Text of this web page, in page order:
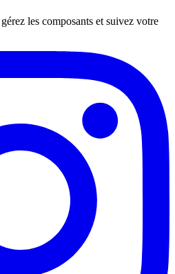
les composants et suivez votre